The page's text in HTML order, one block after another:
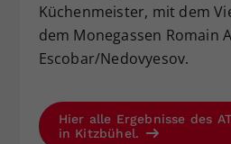
Küchenmeister, mit dem
dem Monegassen Romain
Escobar/Nedovyesov.
Hier alle Ergebnisse des
in Kitzbühel.